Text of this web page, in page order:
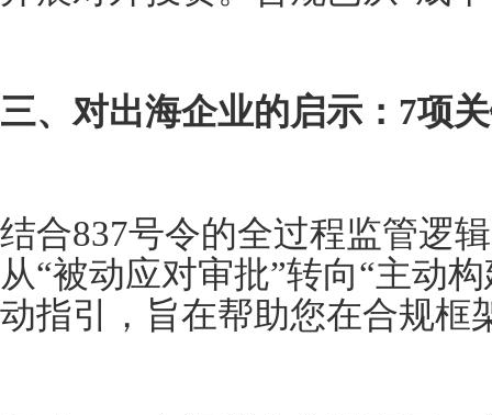
三、对出海企业的启示：7项
结合837号令的全过程监管逻
从“被动应对审批”转向“主动
动指引，旨在帮助您在合规框